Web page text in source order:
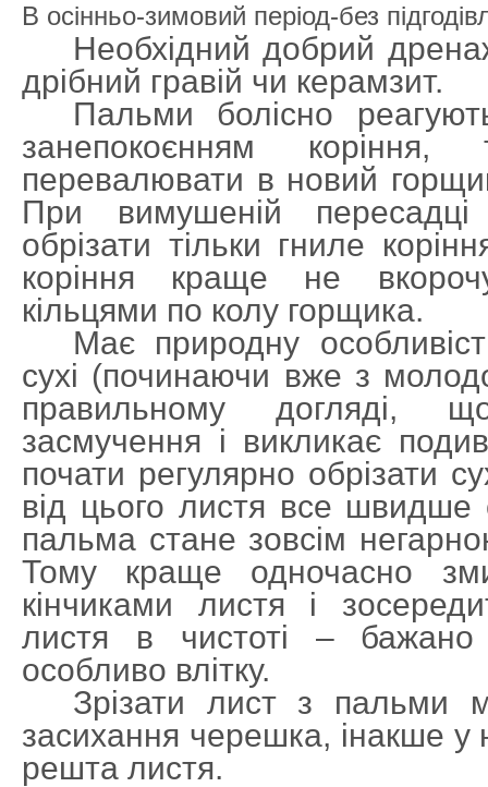
В осінньо-зимовий період-без
Необхідний добрий
дрібний гравій чи керамзит.
Пальми болісно
занепокоєнням
перевалювати в новий
При вимушеній
обрізати тільки гниле
коріння краще не
кільцями по колу горщика.
Має природну
сухі (починаючи вже з
правильному догляді,
засмучення і викликає
почати регулярно обрізати
від цього листя все швидше
пальма стане зовсім
Тому краще одночасно
кінчиками листя і
листя в чистоті –
особливо влітку.
Зрізати лист з пальми
засихання черешка, інакше у
решта листя.